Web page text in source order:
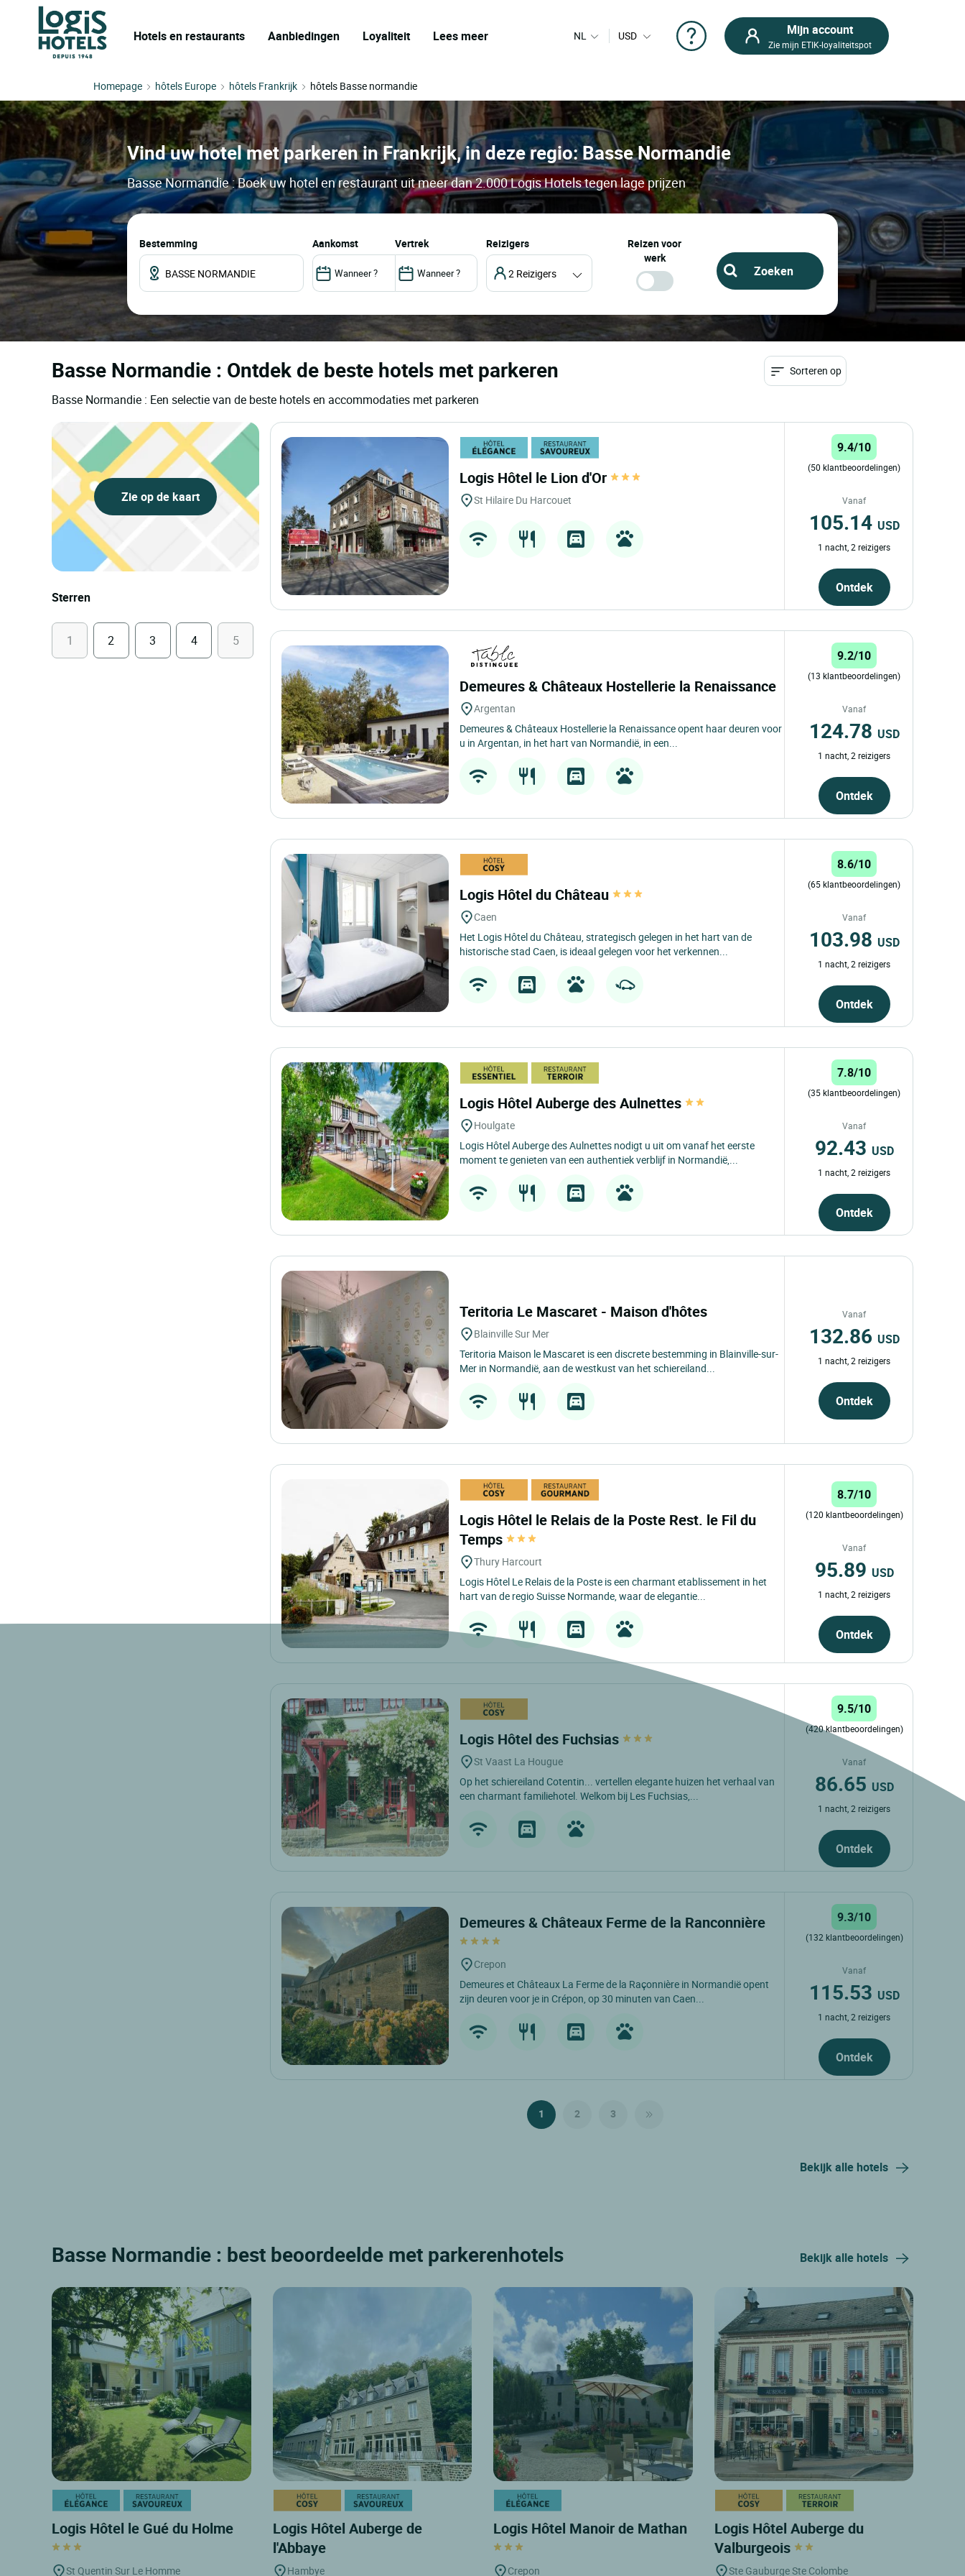
Hotels en restaurants Aanbiedingen Loyaliteit Lees meer NL USD Mijn account
Zie mijn ETIK-loyaliteitspot
Homepage hôtels Europe hôtels Frankrijk hôtels Basse normandie
Vind uw hotel met parkeren in Frankrijk, in deze regio: Basse Normandie
Basse Normandie : Boek uw hotel en restaurant uit meer dan 2.000 Logis Hotels tegen lage prijzen
Bestemming aankomst vertrek Reizigers
2 Reizigers
Reizen voor
werk
Basse Normandie : Ontdek de beste hotels met parkeren
Basse Normandie : Een selectie van de beste hotels en accommodaties met parkeren
Sorteren op
Zie op de kaart
Sterren
1 2 3 4 5
Logis Hôtel le Lion d'Or
St Hilaire Du Harcouet
9.4/10
(50 klantbeoordelingen)
Vanaf
105.14 USD
1 nacht, 2 reizigers
Ontdek
Demeures & Châteaux Hostellerie la Renaissance
Argentan
Demeures & Châteaux Hostellerie la Renaissance opent haar deuren voor
u in Argentan, in het hart van Normandië, in een...
9.2/10
(13 klantbeoordelingen)
Vanaf
124.78 USD
1 nacht, 2 reizigers
Ontdek
Logis Hôtel du Château
Caen
Het Logis Hôtel du Château, strategisch gelegen in het hart van de
historische stad Caen, is ideaal gelegen voor het verkennen...
8.6/10
(65 klantbeoordelingen)
Vanaf
103.98 USD
1 nacht, 2 reizigers
Ontdek
Logis Hôtel Auberge des Aulnettes
Houlgate
Logis Hôtel Auberge des Aulnettes nodigt u uit om vanaf het eerste
moment te genieten van een authentiek verblijf in Normandië,...
7.8/10
(35 klantbeoordelingen)
Vanaf
92.43 USD
1 nacht, 2 reizigers
Ontdek
Teritoria Le Mascaret - Maison d'hôtes
Blainville Sur Mer
Teritoria Maison le Mascaret is een discrete bestemming in Blainville-sur-
Mer in Normandië, aan de westkust van het schiereiland...
Vanaf
132.86 USD
1 nacht, 2 reizigers
Ontdek
Logis Hôtel le Relais de la Poste Rest. le Fil du
Temps
Thury Harcourt
Logis Hôtel Le Relais de la Poste is een charmant etablissement in het
hart van de regio Suisse Normande, waar de elegantie...
8.7/10
(120 klantbeoordelingen)
Vanaf
95.89 USD
1 nacht, 2 reizigers
Ontdek
Logis Hôtel des Fuchsias
St Vaast La Hougue
Op het schiereiland Cotentin... vertellen elegante huizen het verhaal van
een charmant familiehotel. Welkom bij Les Fuchsias,...
9.5/10
(420 klantbeoordelingen)
Vanaf
86.65 USD
1 nacht, 2 reizigers
Ontdek
Demeures & Châteaux Ferme de la Ranconnière
Crepon
Demeures et Châteaux La Ferme de la Raçonnière in Normandië opent
zijn deuren voor je in Crépon, op 30 minuten van Caen...
9.3/10
(132 klantbeoordelingen)
Vanaf
115.53 USD
1 nacht, 2 reizigers
Ontdek
1 2 3
Bekijk alle hotels
Basse Normandie : best beoordeelde met parkerenhotels Bekijk alle hotels
Logis Hôtel le Gué du Holme
St Quentin Sur Le Homme
Logis Hôtel Auberge de
l'Abbaye
Hambye
Logis Hôtel Manoir de Mathan
Crepon
Logis Hôtel Auberge du
Valburgeois
Ste Gauburge Ste Colombe